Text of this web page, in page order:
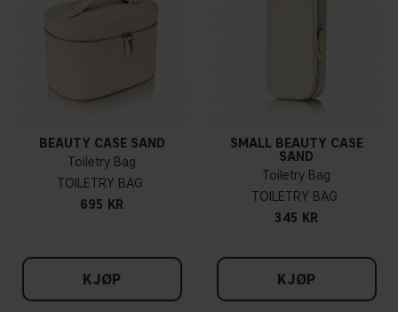
BEAUTY CASE SAND
Toiletry Bag
TOILETRY BAG
695 KR
KJØP
SMALL BEAUTY CASE
SAND
Toiletry Bag
TOILETRY BAG
345 KR
KJØP